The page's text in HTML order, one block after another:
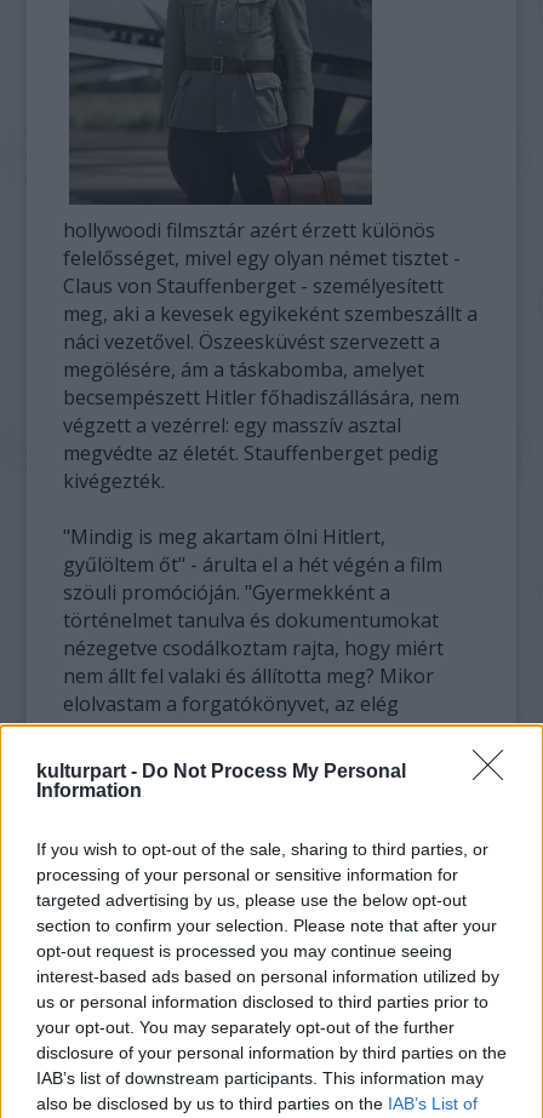
kulturpart - Do Not Process My Personal
Information
If you wish to opt-out of the sale, sharing to third parties, or
processing of your personal or sensitive information for
targeted advertising by us, please use the below opt-out
section to confirm your selection. Please note that after your
opt-out request is processed you may continue seeing
interest-based ads based on personal information utilized by
us or personal information disclosed to third parties prior to
your opt-out. You may separately opt-out of the further
disclosure of your personal information by third parties on the
IAB’s list of downstream participants. This information may
also be disclosed by us to third parties on the IAB’s List of
hollywoodi filmsztár azért érzett különös
felelősséget, mivel egy olyan német tisztet -
Claus von Stauffenberget - személyesített
meg, aki a kevesek egyikeként szembeszállt a
náci vezetővel. Öszeesküvést szervezett a
megölésére, ám a táskabomba, amelyet
becsempészett Hitler főhadiszállására, nem
végzett a vezérrel: egy masszív asztal
megvédte az életét. Stauffenberget pedig
kivégezték.
"Mindig is meg akartam ölni Hitlert,
gyűlöltem őt" - árulta el a hét végén a film
szöuli promócióján. "Gyermekként a
történelmet tanulva és dokumentumokat
nézegetve csodálkoztam rajta, hogy miért
nem állt fel valaki és állította meg? Mikor
elolvastam a forgatókönyvet, az elég
szórakoztatónak és informatívnak bizonyult,
hogy megtudjuk belőle, milyen nehézségek
voltak, és milyen lehetett abban a
Berlinben kedden arról beszélt, hogy a
Valkyrie volt élete legemberpróbálóbb
munkája.
"Egész idő alatt cipeltük a történelem iránti
felelősség óriási terhét" - jelentette ki. Mint
kifejtette: az egész stáb azon dolgozott, hogy
"a legpontosabban jelenítsék meg az
ellenállás szellemét és a történelmet,
ugyanakkor egy kis szórakoztatást is